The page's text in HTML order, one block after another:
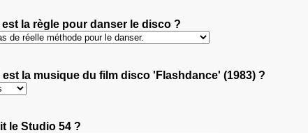
est la règle pour danser le disco ?
est la musique du film disco 'Flashdance' (1983) ?
le Studio 54 ?